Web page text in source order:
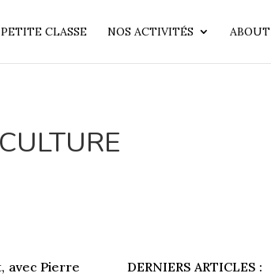
PETITE CLASSE NOS ACTIVITÉS ABOUT
avec Pierre
DERNIERS ARTICLES :